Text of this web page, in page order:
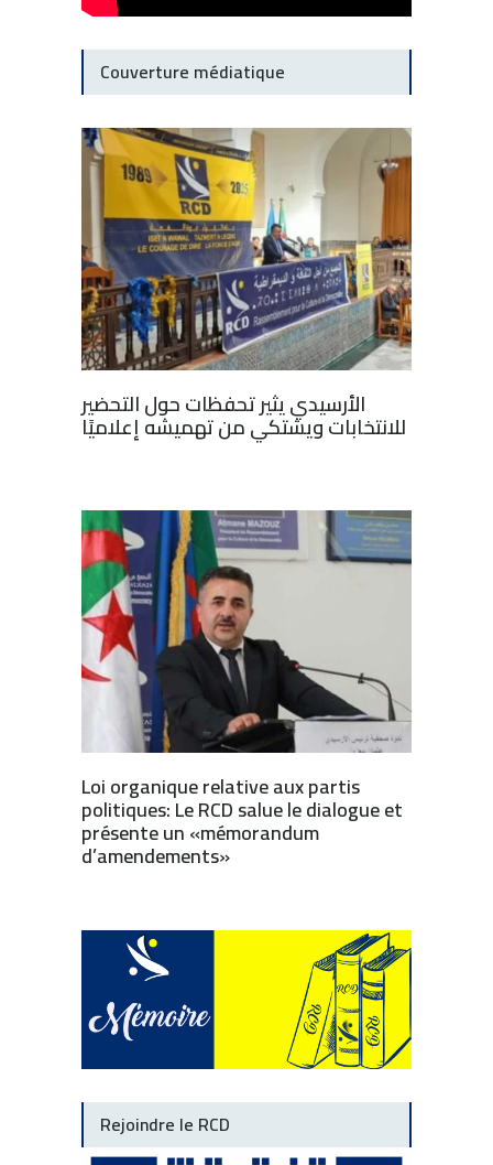
Couverture médiatique
الأرسيدي يثير تحفظات حول التحضير
للانتخابات ويشتكي من تهميشه إعلاميًا
Loi organique relative aux partis
politiques: Le RCD salue le dialogue et
présente un «mémorandum
d’amendements»
Rejoindre le RCD